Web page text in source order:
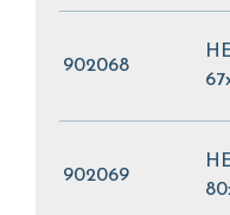
902068
902069